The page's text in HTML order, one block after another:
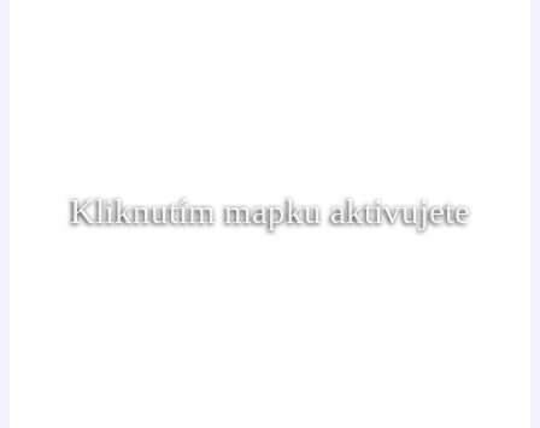
Kliknutím mapku aktivujete